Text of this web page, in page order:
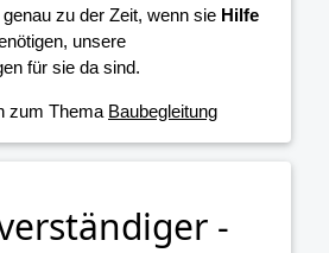
zu der Zeit, wenn sie Hilfe
unsere
für sie da sind.
zum Thema Baubegleitung
-